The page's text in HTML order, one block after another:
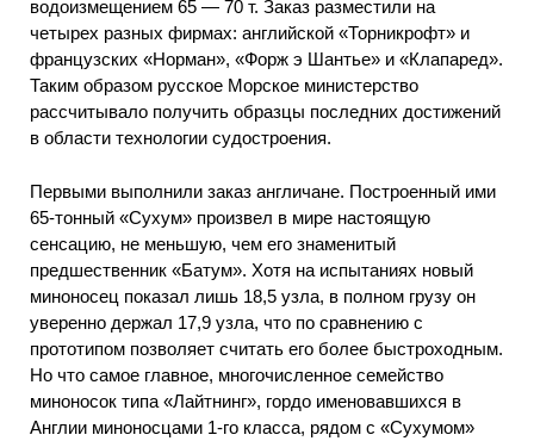
водоизмещением 65 — 70 т. Заказ разместили на
четырех разных фирмах: английской «Торникрофт» и
французских «Норман», «Форж э Шантье» и «Клапаред».
Таким образом русское Морское министерство
рассчитывало получить образцы последних достижений
в области технологии судостроения.
Первыми выполнили заказ англичане. Построенный ими
65-тонный «Сухум» произвел в мире настоящую
сенсацию, не меньшую, чем его знаменитый
предшественник «Батум». Хотя на испытаниях новый
миноносец показал лишь 18,5 узла, в полном грузу он
уверенно держал 17,9 узла, что по сравнению с
прототипом позволяет считать его более быстроходным.
Но что самое главное, многочисленное семейство
миноносок типа «Лайтнинг», гордо именовавшихся в
Англии миноносцами 1-го класса, рядом с «Сухумом»